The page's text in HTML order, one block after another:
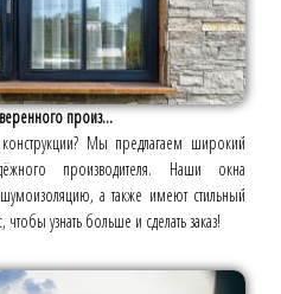
произ...
Мы предлагаем широкий
производителя. Наши окна
а также имеют стильный
узнать больше и сделать заказ!